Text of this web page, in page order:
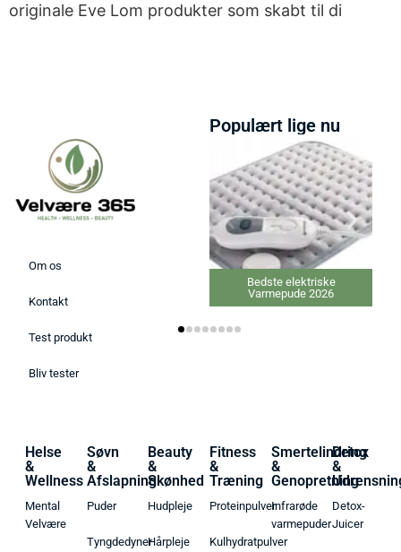
originale Eve Lom produkter som skabt til di
Om os
Kontakt
Test produkt
Bliv tester
Populært lige nu
Bedste elektriske
Varmepude 2026
Helse
&
Wellness
Mental
Velvære
Søvn
&
Afslapning
Puder
Tyngdedyner
Beauty
&
Skønhed
Hudpleje
Hårpleje
Fitness
&
Træning
Proteinpulver
Kulhydratpulver
Smertelindring
&
Genopretning
Infrarøde
varmepuder
Detox
&
Detox-
Juicer